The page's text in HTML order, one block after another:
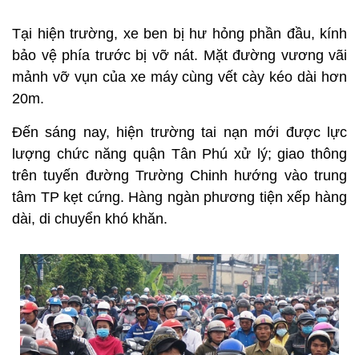
Tại hiện trường, xe ben bị hư hỏng phần đầu, kính
bảo vệ phía trước bị vỡ nát. Mặt đường vương vãi
mảnh vỡ vụn của xe máy cùng vết cày kéo dài hơn
20m.
Đến sáng nay, hiện trường tai nạn mới được lực
lượng chức năng quận Tân Phú xử lý; giao thông
trên tuyến đường Trường Chinh hướng vào trung
tâm TP kẹt cứng. Hàng ngàn phương tiện xếp hàng
dài, di chuyển khó khăn.